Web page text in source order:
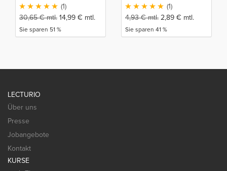
(1)
30,65€mtl. 14,99 € mtl.
Sie sparen 51 %
(1)
4,93€mtl. 2,89 € mtl.
Sie sparen 41 %
LECTURIO
Über uns
Presse
Jobangebote
Kontakt
KURSE